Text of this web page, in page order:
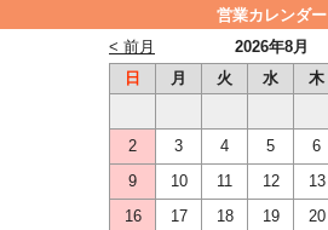
営業カレンダー
2026年8月
< 前月
日
月 火 水 木
2
3 4 5 6
9
10 11 12 13
16
17 18 19 20